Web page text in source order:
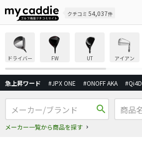
クチコミ 54,037件
ドライバー FW UT アイアン
急上昇ワード #JPX ONE #ONOFF AKA #Qi4D
search
メーカー一覧から商品を探す